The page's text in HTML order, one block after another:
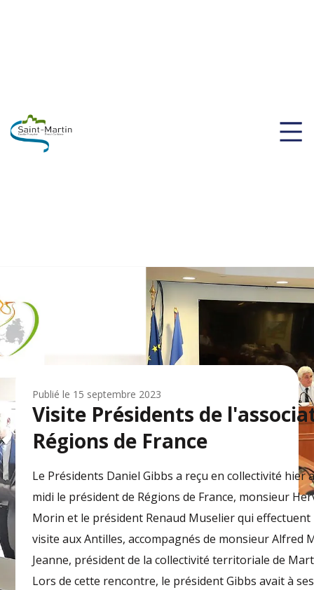
Publié le 15 septembre 2023
Visite Présidents de
Régions de France
Le Présidents Daniel Gibbs a reçu en collectivité hier
midi le président de Régions de France, monsieur
Morin et le président Renaud Muselier qui effectuent
visite aux Antilles, accompagnés de monsieur Alfred
Jeanne, président de la collectivité territoriale de
Lors de cette rencontre, le président Gibbs avait à